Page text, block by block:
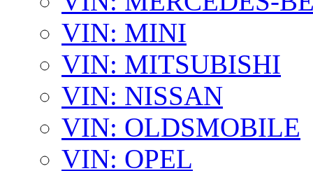
VIN: MINI
VIN: MITSUBISHI
VIN: NISSAN
VIN: OLDSMOBILE
VIN: OPEL